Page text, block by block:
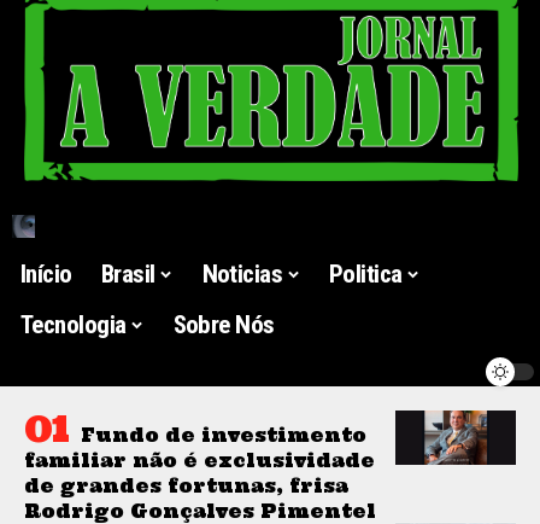
Início Brasil Noticias
Politica
Tecnologia
Sobre Nós
Fundo de investimento
familiar não é exclusividade
de grandes fortunas, frisa
Rodrigo Gonçalves Pimentel